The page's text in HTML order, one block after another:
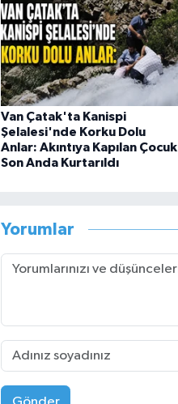
Van Çatak'ta Kanispi
Şelalesi'nde Korku Dolu
Anlar: Akıntıya Kapılan Çocuk
Son Anda Kurtarıldı
Yorumlar